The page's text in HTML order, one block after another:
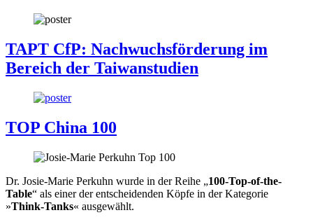
TAPT CfP: Nachwuchsförderung im
Bereich der Taiwanstudien
TOP China 100
Dr. Josie-Marie Perkuhn wurde in der Reihe „100-Top-of-the-
Table“ als einer der entscheidenden Köpfe in der Kategorie
»Think-Tanks« ausgewählt.